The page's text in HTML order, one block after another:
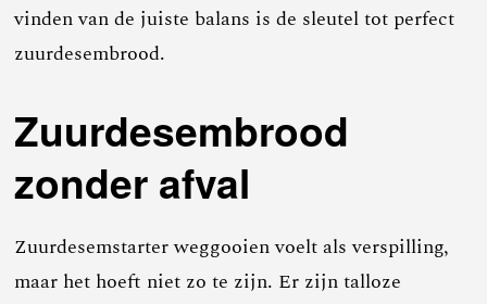
vinden van de juiste balans is de sleutel tot perfect
zuurdesembrood.
Zuurdesembrood
zonder afval
Zuurdesemstarter weggooien voelt als verspilling,
maar het hoeft niet zo te zijn. Er zijn talloze